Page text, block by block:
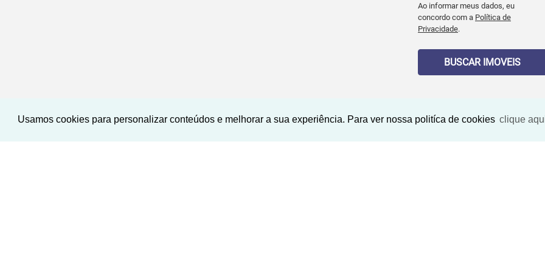
Usamos cookies para personalizar conteúdos e melhorar a sua experiência. Para ver nossa politíca de cookies clique
Ao informar meus dados, eu
concordo com a Política de
Privacidade.
BUSCAR IMOVEIS